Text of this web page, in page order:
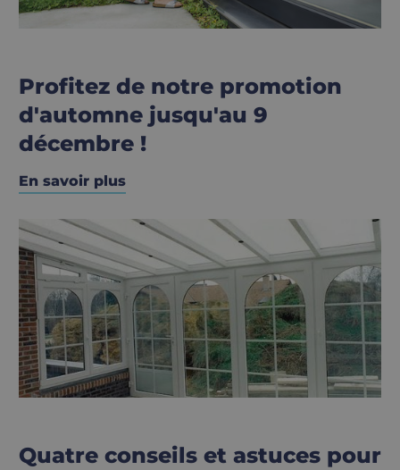
Profitez de notre promotion
d'automne jusqu'au 9
décembre !
En savoir plus
Quatre conseils et astuces pour